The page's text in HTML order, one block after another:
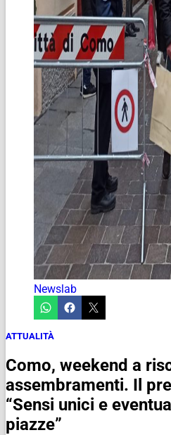
Newslab
ATTUALITÀ
Como, weekend a
assembramenti. Il
“Sensi unici e
piazze”